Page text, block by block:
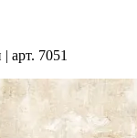
арт. 7051